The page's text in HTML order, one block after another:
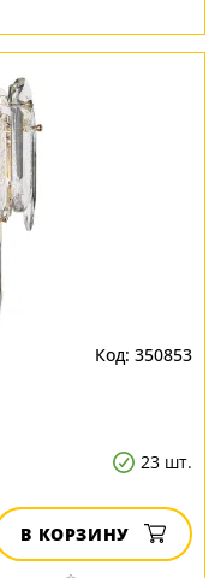
350853
23 шт.
В КОРЗИНУ